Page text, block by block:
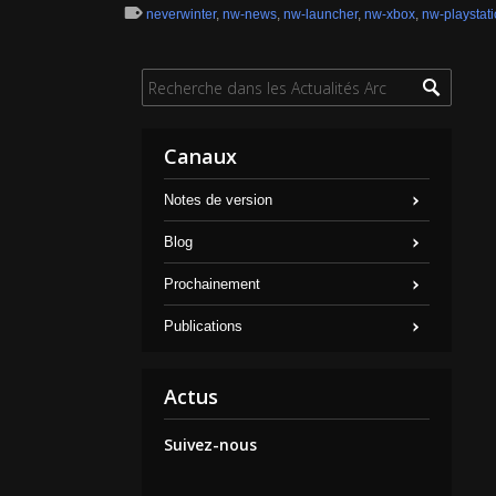
neverwinter, nw-news, nw-launcher, nw-xbox, nw-
Canaux
Notes de version
Blog
Prochainement
Publications
Actus
Suivez-nous